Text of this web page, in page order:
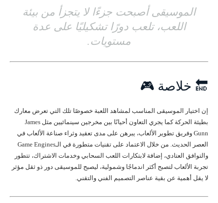
الموسيقى أصبحت جزءًا لا يتجزأ من بيئة
اللعب، تلعب دورًا تشكيليًا على عدة
مستويات.
🔚 خلاصة 🎮
إن اختيار الموسيقى المناسب لمشاهد اللعبة خصوصًا تلك التي تعرض معارك
بطيئة الحركة كما يجري التعاون أحيانًا بين مخرجين سينمائيين مثل James
Gunn وفريق تطوير الألعاب، يبرهن على مدى تعقيد وثراء صناعة الألعاب في
العصر الحديث. من خلال الاعتماد على تقنيات متطورة في الـGame Engines
والتوافق العتادي، إضافة لابتكارات اللعب السحابي وخدمات الاشتراك، تتطور
تجربة الألعاب لتصبح أكثر اندماجًا وشمولية، ليصبح للموسيقى دور ذو ثقل مؤثر
لا يقل أهمية عن بقية عناصر التصميم الفني والتقني.